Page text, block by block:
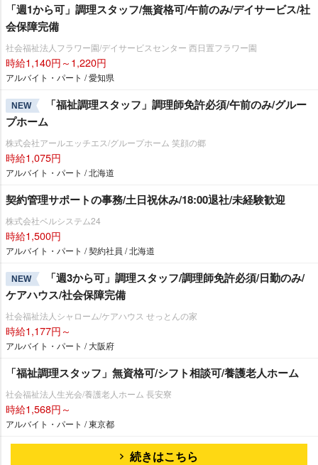
「週1から可」調理スタッフ/無資格可/午前のみ/デイサービス/社
会保障完備
社会福祉法人フラワー園/デイサービスセンター 西日置フラワー園
時給1,140円～1,220円
アルバイト・パート / 愛知県
NEW
「福祉調理スタッフ」調理師免許必須/午前のみ/グルー
プホーム
株式会社アールエッチエス/グループホーム 笑顔の郷
時給1,075円
アルバイト・パート / 北海道
契約管理サポートの事務/土日祝休み/18:00退社/未経験歓迎
株式会社ベルシステム24
時給1,500円
アルバイト・パート / 契約社員 / 北海道
NEW
「週3から可」調理スタッフ/調理師免許必須/日勤のみ/
ケアハウス/社会保障完備
社会福祉法人シャローム/ケアハウス せっとんの家
時給1,177円～
アルバイト・パート / 大阪府
「福祉調理スタッフ」無資格可/シフト相談可/養護老人ホーム
社会福祉法人生光会/養護老人ホーム 長安寮
時給1,568円～
アルバイト・パート / 東京都
続きはこちら